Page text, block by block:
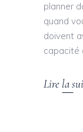
planner
quand
doivent
capacité
Lire la